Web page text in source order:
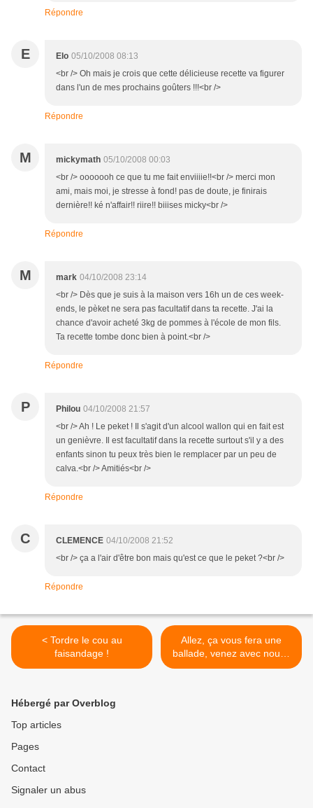
Répondre
E Elo 05/10/2008 08:13
<br /> Oh mais je crois que cette délicieuse recette va figurer
dans l'un de mes prochains goûters !!!<br />
Répondre
M mickymath 05/10/2008 00:03
<br /> ooooooh ce que tu me fait enviiiie!!<br /> merci mon
ami, mais moi, je stresse à fond! pas de doute, je finirais
dernière!! ké n'affair!! riire!! biiises micky<br />
Répondre
M mark 04/10/2008 23:14
<br /> Dès que je suis à la maison vers 16h un de ces week-
ends, le pèket ne sera pas facultatif dans ta recette. J'ai la
chance d'avoir acheté 3kg de pommes à l'école de mon fils.
Ta recette tombe donc bien à point.<br />
Répondre
P Philou 04/10/2008 21:57
<br /> Ah ! Le peket ! Il s'agit d'un alcool wallon qui en fait est
un genièvre. Il est facultatif dans la recette surtout s'il y a des
enfants sinon tu peux très bien le remplacer par un peu de
calva.<br /> Amitiés<br />
Répondre
C CLEMENCE 04/10/2008 21:52
<br /> ça a l'air d'être bon mais qu'est ce que le peket ?<br />
Répondre
< Tordre le cou au
faisandage !
Allez, ça vous fera une
ballade, venez avec nous !
>
Hébergé par Overblog
Top articles
Pages
Contact
Signaler un abus